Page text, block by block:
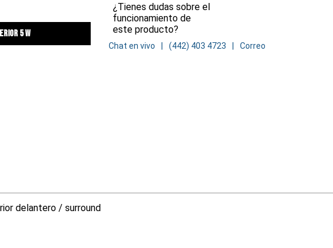
5 w
¿Tienes dudas sobre el
funcionamiento de
este producto?
Chat en vivo (442) 403 4723 Correo
delantero / surround